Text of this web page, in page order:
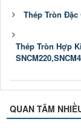
Thép Tròn Đặc
Thép Tròn Hợp
QUAN TÂM